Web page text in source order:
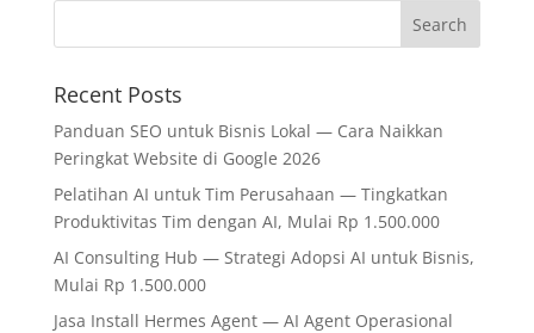
Recent Posts
Panduan SEO untuk Bisnis Lokal — Cara Naikkan
Peringkat Website di Google 2026
Pelatihan AI untuk Tim Perusahaan — Tingkatkan
Produktivitas Tim dengan AI, Mulai Rp 1.500.000
AI Consulting Hub — Strategi Adopsi AI untuk Bisnis,
Mulai Rp 1.500.000
Jasa Install Hermes Agent — AI Agent Operasional